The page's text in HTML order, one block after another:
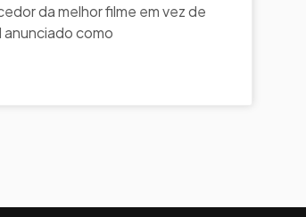
da melhor filme em vez de
anunciado como